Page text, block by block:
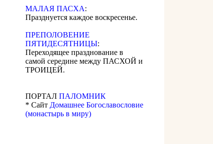
МАЛАЯ ПАСХА:
Празднуется каждое воскресенье.
ПРЕПОЛОВЕНИЕ
ПЯТИДЕСЯТНИЦЫ:
Переходящее празднование в
самой середине между ПАСХОЙ и
ТРОИЦЕЙ.
ПОРТАЛ ПАЛОМНИК
* Сайт Домашнее Богославословие
(монастырь в миру)